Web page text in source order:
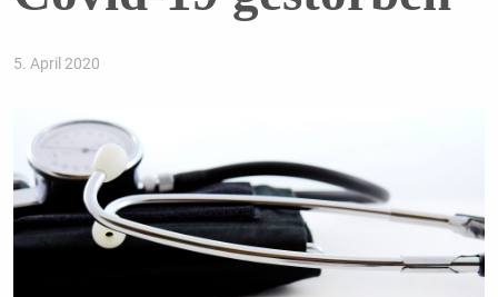
5. April 2020